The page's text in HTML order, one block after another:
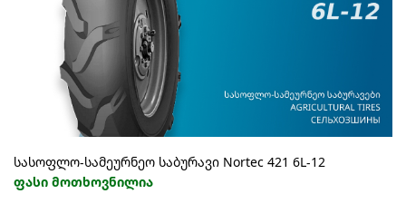
სასოფლო-სამეურნეო საბურავი Nortec 421 6L-12
ფასი მოთხოვნილია